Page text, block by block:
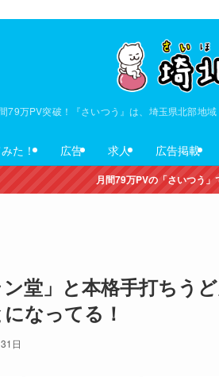
79万PV突破！『さいつう』は、埼玉県北部地
た！ 広告 求人 広告掲載
月間79万PVの「さいつう
堂」と本格手打ちう
なってる！
日